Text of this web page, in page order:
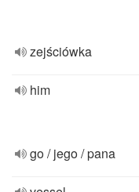
zejściówka
him
go / jego / pana